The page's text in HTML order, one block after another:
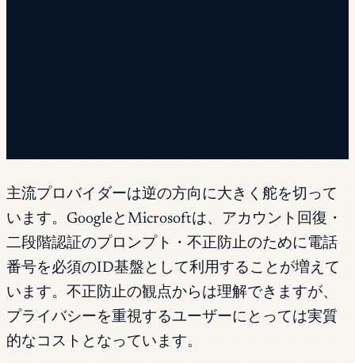
主流プロバイダーは逆の方向に大きく舵を切って
います。GoogleとMicrosoftは、アカウント回復・
二段階認証のプロンプト・不正防止のために電話
番号を必須のID基盤として利用することが増えて
います。不正防止の観点からは理解できますが、
プライバシーを重視するユーザーにとっては実質
的なコストとなっています。